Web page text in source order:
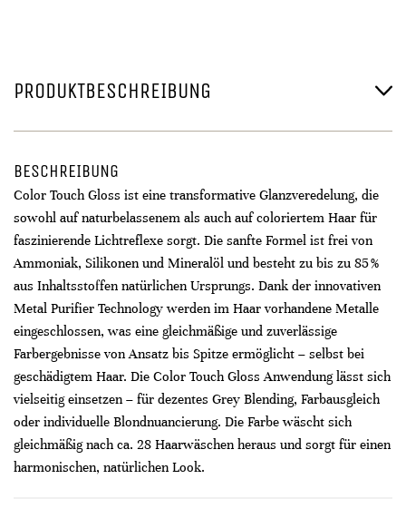
PRODUKTBESCHREIBUNG
BESCHREIBUNG
Color Touch Gloss ist eine transformative Glanzveredelung, die
sowohl auf naturbelassenem als auch auf coloriertem Haar für
faszinierende Lichtreflexe sorgt. Die sanfte Formel ist frei von
Ammoniak, Silikonen und Mineralöl und besteht zu bis zu 85 %
aus Inhaltsstoffen natürlichen Ursprungs. Dank der innovativen
Metal Purifier Technology werden im Haar vorhandene Metalle
eingeschlossen, was eine gleichmäßige und zuverlässige
Farbergebnisse von Ansatz bis Spitze ermöglicht – selbst bei
geschädigtem Haar. Die Color Touch Gloss Anwendung lässt sich
vielseitig einsetzen – für dezentes Grey Blending, Farbausgleich
oder individuelle Blondnuancierung. Die Farbe wäscht sich
gleichmäßig nach ca. 28 Haarwäschen heraus und sorgt für einen
harmonischen, natürlichen Look.